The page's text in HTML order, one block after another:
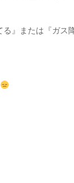
』または『ガス